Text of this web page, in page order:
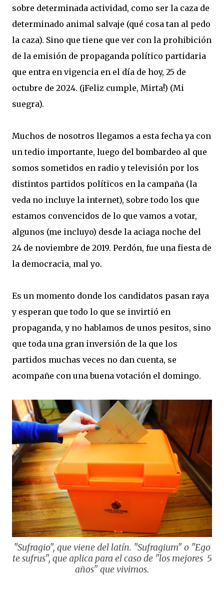
sobre determinada actividad, como ser la caza de
determinado animal salvaje (qué cosa tan al pedo
la caza). Sino que tiene que ver con la prohibición
de la emisión de propaganda político partidaria
que entra en vigencia en el día de hoy, 25 de
octubre de 2024. (¡Feliz cumple, Mirta!) (Mi
suegra).
Muchos de nosotros llegamos a esta fecha ya con
un tedio importante, luego del bombardeo al que
somos sometidos en radio y televisión por los
distintos partidos políticos en la campaña (la
veda no incluye la internet), sobre todo los que
estamos convencidos de lo que vamos a votar,
algunos (me incluyo) desde la aciaga noche del
24 de noviembre de 2019. Perdón, fue una fiesta de
la democracia, mal yo.
Es un momento donde los candidatos pasan raya
y esperan que todo lo que se invirtió en
propaganda, y no hablamos de unos pesitos, sino
que toda una gran inversión de la que los
partidos muchas veces no dan cuenta, se
acompañe con una buena votación el domingo.
"Sufragio", que viene del latín. "Sufragium" o "Ego
te sufrus", que aplica para el caso de "los mejores 5
años" que vivimos.